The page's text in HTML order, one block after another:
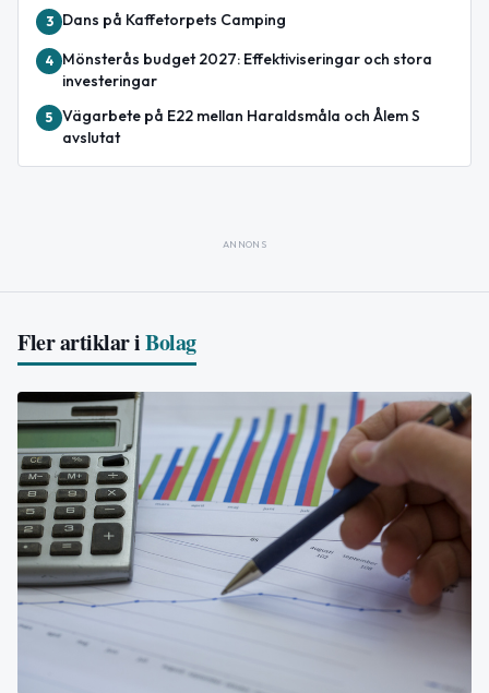
3 Dans på Kaffetorpets Camping
4
Mönsterås budget 2027: Effektiviseringar och stora
investeringar
5 Vägarbete på E22 mellan Haraldsmåla och Ålem S
avslutat
ANNONS
Fler artiklar iBolag